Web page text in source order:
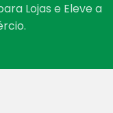
Lojas e Eleve a